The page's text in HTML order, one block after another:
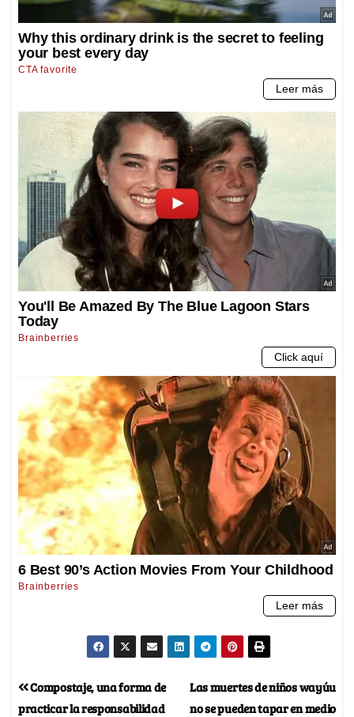
Las muertes de niños wayúu
no se pueden tapar en medio
Compostaje, una forma de
practicar la responsabilidad